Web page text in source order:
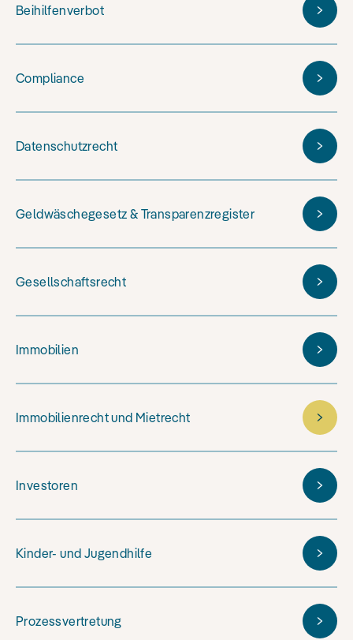
Beihilfenverbot
Compliance
Datenschutzrecht
Geldwäschegesetz & Transparenzregister
Gesellschaftsrecht
Immobilien
Immobilienrecht und Mietrecht
Investoren
Kinder- und Jugendhilfe
Prozessvertretung